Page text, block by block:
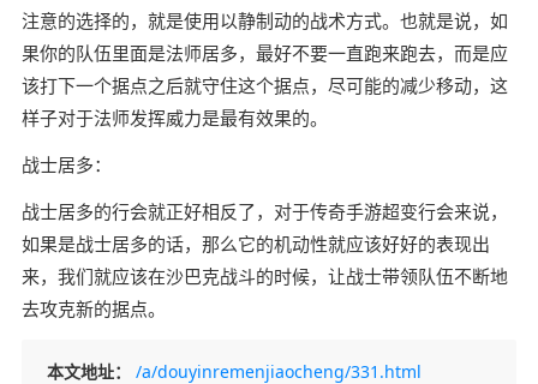
注意的选择的，就是使用以静制动的战术方式。也就是说，如
果你的队伍里面是法师居多，最好不要一直跑来跑去，而是应
该打下一个据点之后就守住这个据点，尽可能的减少移动，这
样子对于法师发挥威力是最有效果的。
战士居多：
战士居多的行会就正好相反了，对于传奇手游超变行会来说，
如果是战士居多的话，那么它的机动性就应该好好的表现出
来，我们就应该在沙巴克战斗的时候，让战士带领队伍不断地
去攻克新的据点。
本文地址：
/a/douyinremenjiaocheng/331.html